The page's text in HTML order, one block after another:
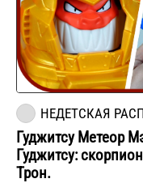
НЕДЕТСКАЯ
Гуджитсу Метеор
Гуджитсу:
Трон.